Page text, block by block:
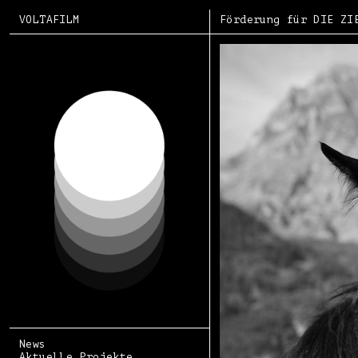
VOLTAFILM
News
Förderung für DIE